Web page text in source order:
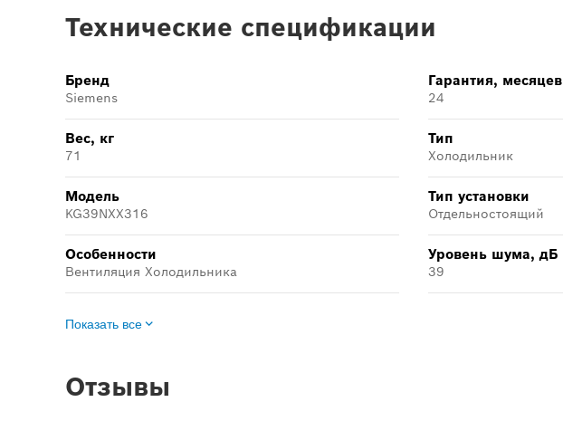
Технические спецификации
Бренд
Siemens
Гарантия, месяцев
24
Вес, кг
71
Тип
Холодильник
Модель
KG39NXX316
Тип установки
Отдельностоящий
Особенности
Вентиляция Холодильника
Уровень шума, дБ
39
Показать все
Отзывы